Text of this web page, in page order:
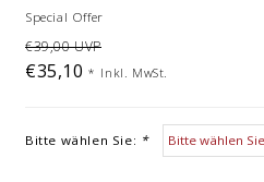
Special Offer
€39,00 UVP
€35,10* Inkl. MwSt.
Bitte wählen Sie: *